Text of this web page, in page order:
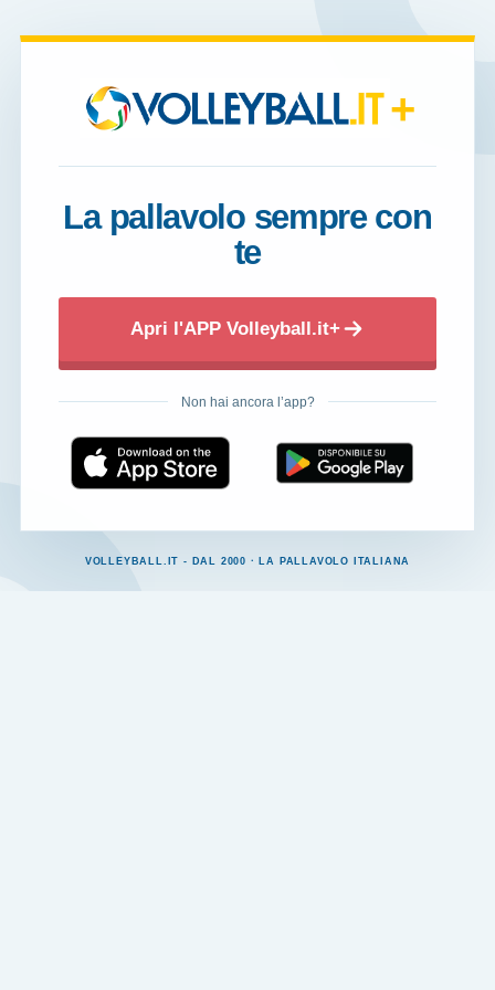
+
La pallavolo sempre con
te
Apri l'APP Volleyball.it+
Non hai ancora l’app?
VOLLEYBALL.IT - DAL 2000 · LA PALLAVOLO ITALIANA